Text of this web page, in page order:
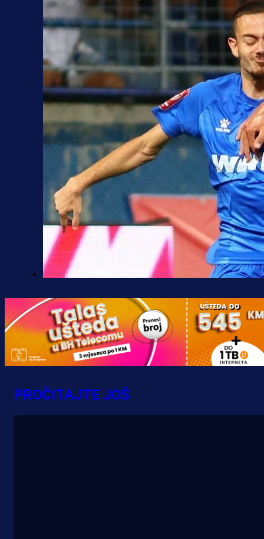
Željo uprkos svim problemima
krenuo pobjedom: Plavi slavili na
Grbavici!
PROČITAJTE JOŠ